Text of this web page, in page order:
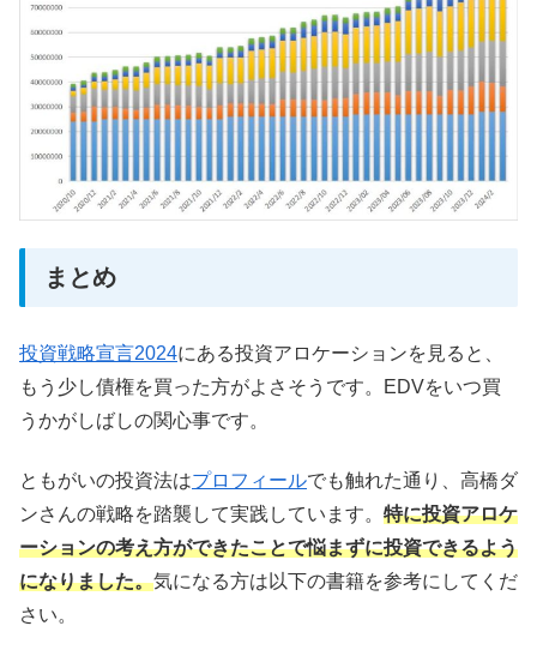
まとめ
投資戦略宣言2024にある投資アロケーションを見ると、
もう少し債権を買った方がよさそうです。EDVをいつ買
うかがしばしの関心事です。
ともがいの投資法はプロフィールでも触れた通り、高橋ダ
ンさんの戦略を踏襲して実践しています。 特に投資アロケ
ーションの考え方ができたことで悩まずに投資できるよう
になりました。気になる方は以下の書籍を参考にしてくだ
さい。